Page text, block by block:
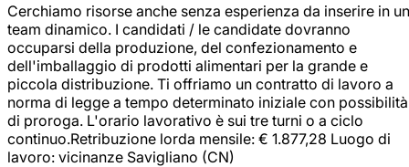
Cerchiamo risorse anche senza esperienza da inserire in un
team dinamico. I candidati / le candidate dovranno
occuparsi della produzione, del confezionamento e
dell'imballaggio di prodotti alimentari per la grande e
piccola distribuzione. Ti offriamo un contratto di lavoro a
norma di legge a tempo determinato iniziale con possibilità
di proroga. L'orario lavorativo è sui tre turni o a ciclo
continuo.Retribuzione lorda mensile: € 1.877,28 Luogo di
lavoro: vicinanze Savigliano (CN)